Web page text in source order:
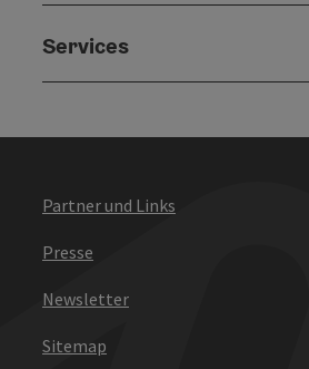
Services
Partner und Links
Presse
Newsletter
Sitemap